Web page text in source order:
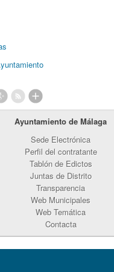
Ayuntamiento de Málaga
Sede Electrónica
Perfil del contratante
Tablón de Edictos
Juntas de Distrito
Transparencia
Web Municipales
Web Temática
Contacta